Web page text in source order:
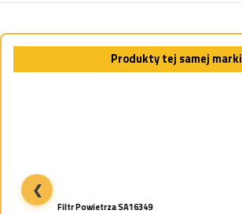
Produkty tej samej marki
Filtr Powietrza SA16349
❮